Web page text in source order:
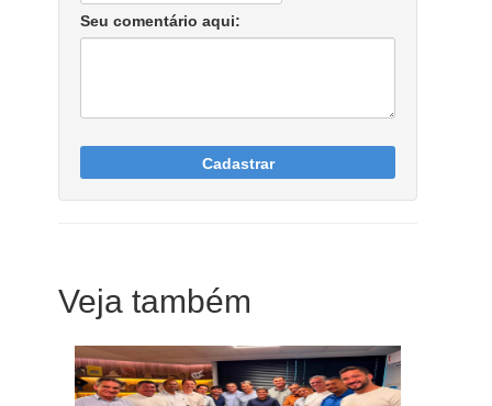
Seu comentário aqui:
Cadastrar
Veja também